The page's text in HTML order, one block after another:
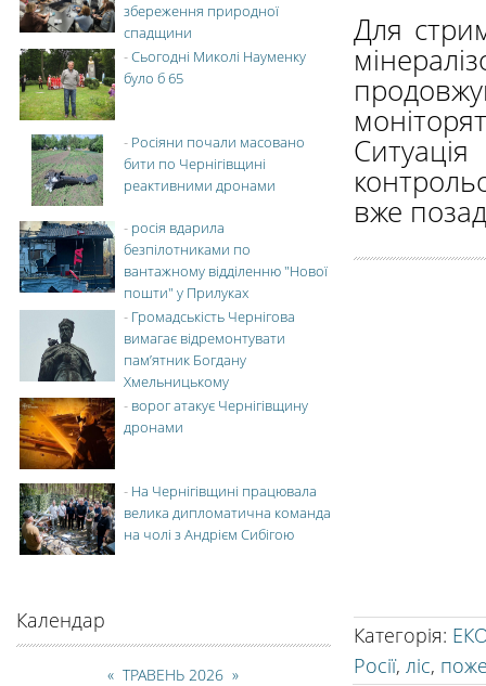
Для
вже
Категорія:
Росії, ліс,
збереження природної
спадщини
-Сьогодні Миколі Науменку
було б 65
- Росіяни почали масовано
бити по Чернігівщині
реактивними дронами
- росія вдарила
безпілотниками по
вантажному відділенню "Нової
пошти" у Прилуках
- Громадськість Чернігова
вимагає відремонтувати
пам’ятник Богдану
Хмельницькому
- ворог атакує Чернігівщину
дронами
- На Чернігівщині працювала
велика дипломатична команда
на чолі з Андрієм Сибігою
Календар
« ТРАВЕНЬ 2026 »